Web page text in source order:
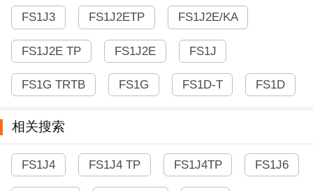
FS1J3 FS1J2ETP FS1J2E/KA
FS1J2E TP FS1J2E FS1J
FS1G TRTB FS1G FS1D-T FS1D
相关搜索
FS1J4 FS1J4 TP FS1J4TP FS1J6